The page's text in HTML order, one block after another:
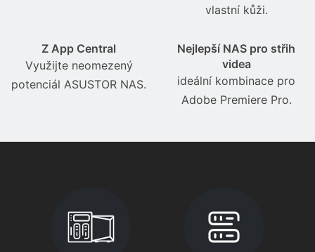
vlastní kůži.
Z App Central
Využijte neomezený
potenciál ASUSTOR NAS.
Nejlepší NAS pro střih
videa
ideální kombinace pro
Adobe Premiere Pro.